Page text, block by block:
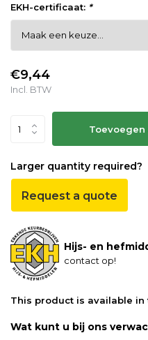
EKH-certificaat: *
€9,44
Incl. BTW
Larger quantity required?
Request a quote
Hijs- en
contact op!
This product is available
Wat kunt u bij ons